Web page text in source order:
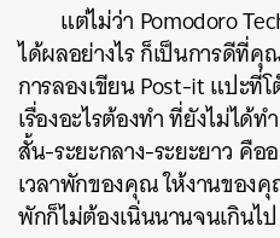
แต่ไม่ว่า Pomodoro
ได้ผลอย่างไร ก็เป็นการดีที่
การลองเขียน Post-it แปะที่
เรื่องอะไรต้องทำ ที่ยังไม่ได้
สั้น-ระยะกลาง-ระยะยาว คือ
เวลาพักของคุณ ให้งานของ
พักก็ไม่ต้องเนิ่นนานจนเกินไป